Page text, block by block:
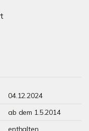
04.12.2024
ab dem 1.5.2014
enthalten